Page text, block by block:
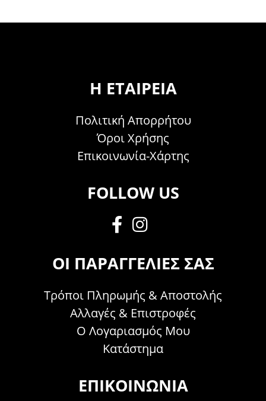
Η ΕΤΑΙΡΕΊΑ
Πολιτική Απορρήτου
Όροι Χρήσης
Επικοινωνία-Χάρτης
FOLLOW US
ΟΙ ΠΑΡΑΓΓΕΛΊΕΣ ΣΑΣ
Τρόποι Πληρωμής & Αποστολής
Αλλαγές & Επιστροφές
Ο Λογαριασμός Μου
Κατάστημα
ΕΠΙΚΟΙΝΩΝΊΑ